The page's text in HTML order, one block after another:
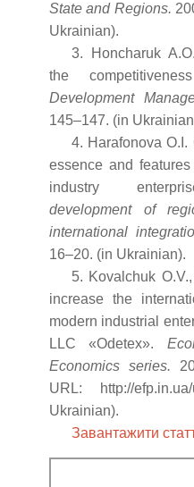
State and Regions.
Ukrainian).
3. Honcharuk
the
Development
145–147. (in
4. Harafonova O.I.
essence and
industry
development of
international
16–20. (in Ukrainian).
5. Kovalchuk
increase the
modern industrial
LLC «Odetex».
Economics series.
URL: http://
Ukrainian).
Завантажити